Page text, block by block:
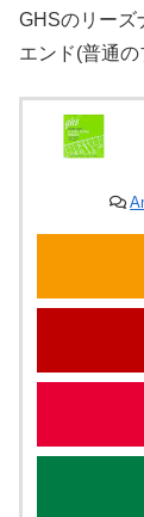
GHSのリーズ
エンド(普通の